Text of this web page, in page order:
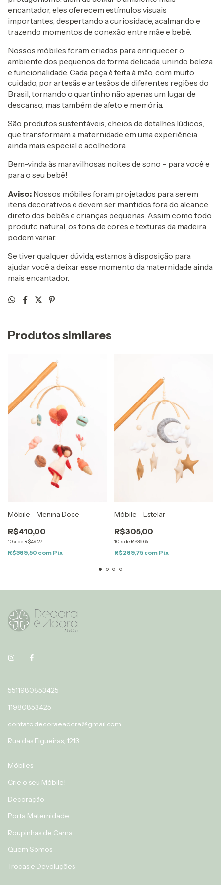
encantador, eles oferecem estímulos visuais
importantes, despertando a curiosidade, acalmando e
trazendo momentos de conexão entre mãe e bebê.
Nossos móbiles foram criados para enriquecer o
ambiente dos pequenos de forma delicada, unindo beleza
e funcionalidade. Cada peça é feita à mão, com muito
cuidado, por artesãs e artesãos de diferentes regiões do
Brasil, tornando o quartinho não apenas um lugar de
descanso, mas também de afeto e memória.
São produtos sustentáveis, cheios de detalhes lúdicos,
que transformam a maternidade em uma experiência
ainda mais especial e acolhedora.
Bem-vinda às maravilhosas noites de sono – para você e
para o seu bebê!
Aviso: Nossos móbiles foram projetados para serem
itens decorativos e devem ser mantidos fora do alcance
direto dos bebês e crianças pequenas. Assim como todo
produto natural, os tons de cores e texturas da madeira
podem variar.
Se tiver qualquer dúvida, estamos à disposição para
ajudar você a deixar esse momento da maternidade ainda
mais encantador.
Produtos similares
Móbile - Menina Doce
R$410,00
10x de R$49,27
R$389,50 com Pix
Móbile - Estelar
R$305,00
10x de R$36,65
R$289,75 com Pix
5511980853425
11980853425
contato.decoraeadora@gmail.com
Rua das Figueiras, 1213
Móbiles
Crie o seu Móbile!
Decoração
Porta Maternidade
Roupinhas de Cama
Quem Somos
Trocas e Devoluções